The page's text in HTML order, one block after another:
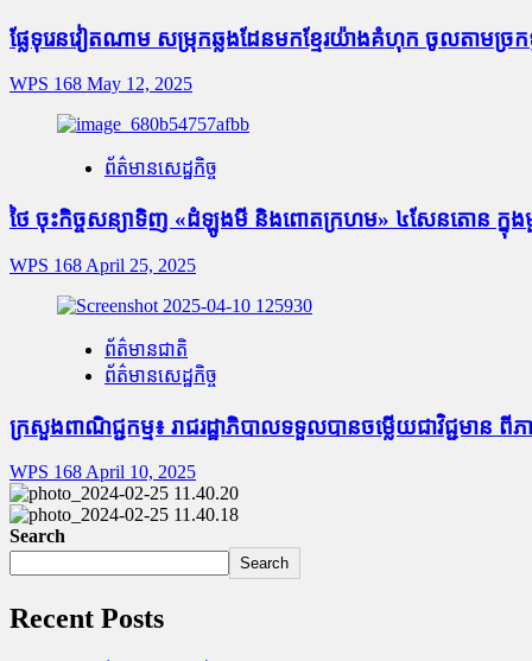
ផ្លែ​ទុរេន​វៀតណាម សម្រុក​ឆ្លង​ដែន​មក​ខ្មែរ​យ៉ាង​គំហុក ចូល​តាម​ច្រក​ទ្
WPS 168 May 12, 2025
ព័ត៌មានសេដ្ឋកិច្ច
ថៃ ចុះកិច្ចសន្យាទិញ «ដំឡូងមី និងពោតក្រហម» ៤សែនតោន ក្នុង
WPS 168 April 25, 2025
ព័ត៌មានជាតិ
ព័ត៌មានសេដ្ឋកិច្ច
ក្រសួងពាណិជ្ជកម្ម៖ រាជរដ្ឋាភិបាលទទួលបានចម្លើយជាវិជ្ជមាន
WPS 168 April 10, 2025
Search
Search
Recent Posts